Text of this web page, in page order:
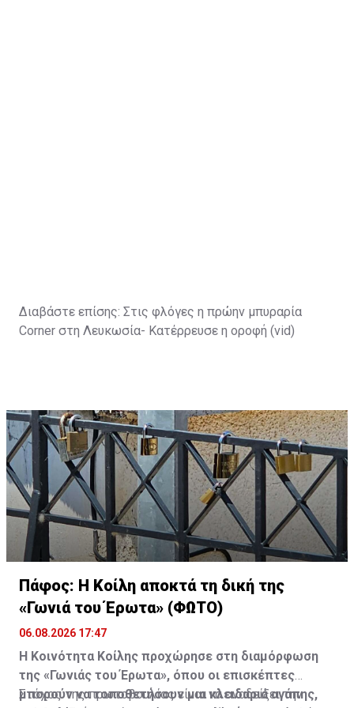
Διαβάστε επίσης: Στις φλόγες η πρώην μπυραρία
Corner στη Λευκωσία- Κατέρρευσε η οροφή (vid)
Πάφος: Η Κοίλη αποκτά τη δική της
«Γωνιά του Έρωτα» (ΦΩΤΟ)
06.08.2026 17:47
Η Κοινότητα Κοίλης προχώρησε στη διαμόρφωση
της «Γωνιάς του Έρωτα», όπου οι επισκέπτες
μπορούν να τοποθετήσουν μια κλειδαριά αγάπης,
Στόχος της πρωτοβουλίας είναι να αναδείξει την